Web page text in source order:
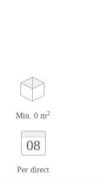
Min. 0 m2
08
Per direct